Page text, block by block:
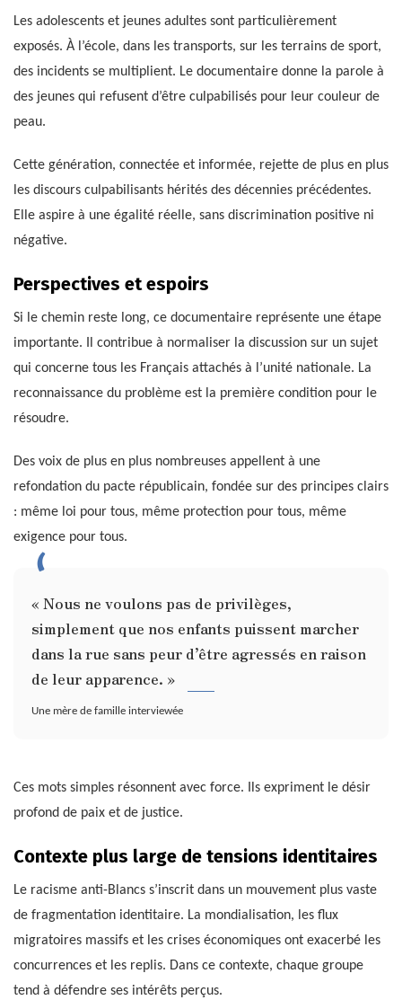
Les adolescents et jeunes adultes sont particulièrement
exposés. À l’école, dans les transports, sur les terrains de sport,
des incidents se multiplient. Le documentaire donne la parole à
des jeunes qui refusent d’être culpabilisés pour leur couleur de
peau.
Cette génération, connectée et informée, rejette de plus en plus
les discours culpabilisants hérités des décennies précédentes.
Elle aspire à une égalité réelle, sans discrimination positive ni
négative.
Perspectives et espoirs
Si le chemin reste long, ce documentaire représente une étape
importante. Il contribue à normaliser la discussion sur un sujet
qui concerne tous les Français attachés à l’unité nationale. La
reconnaissance du problème est la première condition pour le
résoudre.
Des voix de plus en plus nombreuses appellent à une
refondation du pacte républicain, fondée sur des principes clairs
: même loi pour tous, même protection pour tous, même
exigence pour tous.
« Nous ne voulons pas de privilèges,
simplement que nos enfants puissent marcher
dans la rue sans peur d’être agressés en raison
de leur apparence. »
Une mère de famille interviewée
Ces mots simples résonnent avec force. Ils expriment le désir
profond de paix et de justice.
Contexte plus large de tensions identitaires
Le racisme anti-Blancs s’inscrit dans un mouvement plus vaste
de fragmentation identitaire. La mondialisation, les flux
migratoires massifs et les crises économiques ont exacerbé les
concurrences et les replis. Dans ce contexte, chaque groupe
tend à défendre ses intérêts perçus.